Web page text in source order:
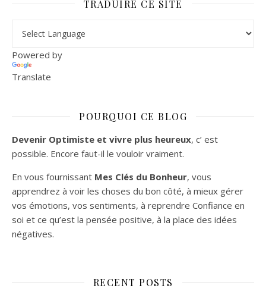
TRADUIRE CE SITE
Powered by
Translate
POURQUOI CE BLOG
Devenir Optimiste et vivre plus heureux, c’ est
possible. Encore faut-il le vouloir vraiment.
En vous fournissant Mes Clés du Bonheur, vous
apprendrez à voir les choses du bon côté, à mieux gérer
vos émotions, vos sentiments, à reprendre Confiance en
soi et ce qu’est la pensée positive, à la place des idées
négatives.
RECENT POSTS